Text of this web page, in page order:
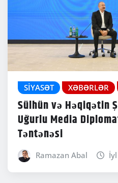
SIYASƏT XƏBƏRLƏR
Sülhün və Həqiqətin
Uğurlu Media
Təntənəsi
Ramazan Abal